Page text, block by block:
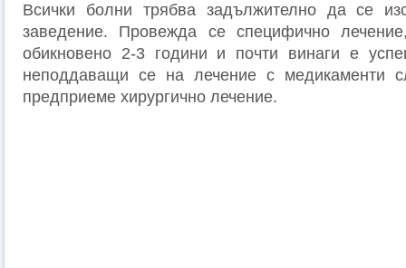
Всички болни трябва задължително да се
заведение. Провежда се специфично
обикновено 2-3 години и почти винаги е
неподдаващи се на лечение с медикаменти
предприеме хирургично лечение.